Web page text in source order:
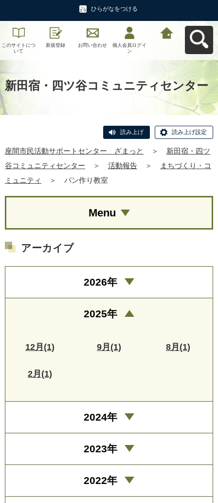
ひらがなをつける
このサイトにつ
いて
新規登録 お問い合わせ
個人会員ログイ
ン
新田宿・四ツ谷コミュニティセンター
読み上げ 読み上げ設定
座間市民活動サポートセンター ざまっと ＞
新田宿・四ツ
谷コミュニティセンター
＞ 活動報告 ＞
まちづくり・コ
ミュニティ
＞ パン作り教室
Menu
アーカイブ
2026年
2025年
12月(1) 9月(1) 8月(1)
2月(1)
2024年
2023年
2022年